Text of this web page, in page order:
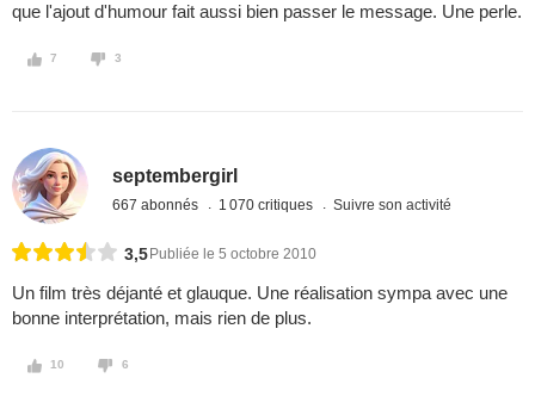
que l'ajout d'humour fait aussi bien passer le message. Une perle.
7 3
septembergirl
667 abonnés 1 070 critiques Suivre son activité
3,5 Publiée le 5 octobre 2010
Un film très déjanté et glauque. Une réalisation sympa avec une
bonne interprétation, mais rien de plus.
10 6